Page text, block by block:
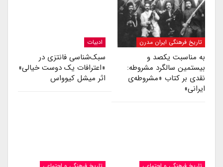
تاریخ فرهنگی ایران مدرن
به مناسبت یکصد و
بیستمین سالگرد مشروطه:
نقدی بر کتاب «مشروطه‌ی
ایرانی»
ادبیات
سبک‌شناسی فانتزی در
«اعترافات یک دوست خیالی»
اثر میشل کیوواس